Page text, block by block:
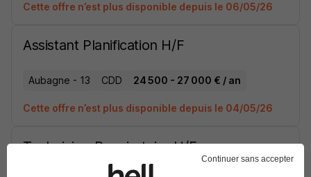
Cette offre n’est plus disponible depuis le 06/05/26
Assistant Planification H/F
Aubagne - 13 CDD 24 500 - 27 000 € / an
Cette offre n’est plus disponible depuis le 04/05/26
Technicien Respiratoire H/F
Continuer sans accepter